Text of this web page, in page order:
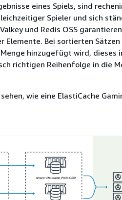
eines Spiels, sind
Spieler und sich
und Redis OSS
Elemente. Bei sortierten Sätzen
hinzugefügt wird, dieses
richtigen Reihenfolge in die
wie eine ElastiCache